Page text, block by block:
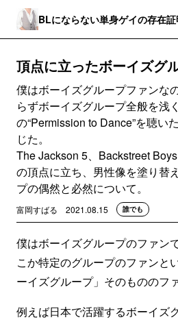
BLにならない単身ゲイの存在
頂点に立ったボーイズグ
僕はボーイズグループファンな
らずボーイズグループ全般を浅
の“Permission to Dance”を聴い
じた。
The Jackson 5、Backstreet
の頂点に立ち、男性像を塗り替
プの偶然と必然について。
富岡すばる 2021.08.15 誰でも
僕はボーイズグループのファン
こか特定のグループのファンと
ーイズグループ」そのもののファ
例えば日本で活躍するボーイズ